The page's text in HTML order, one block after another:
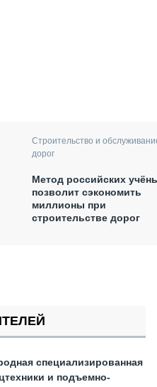
Строительство и
дорог
Метод российских
позволит сэкономить
миллионы при
строительстве дорог
специализированная
и подъемно-